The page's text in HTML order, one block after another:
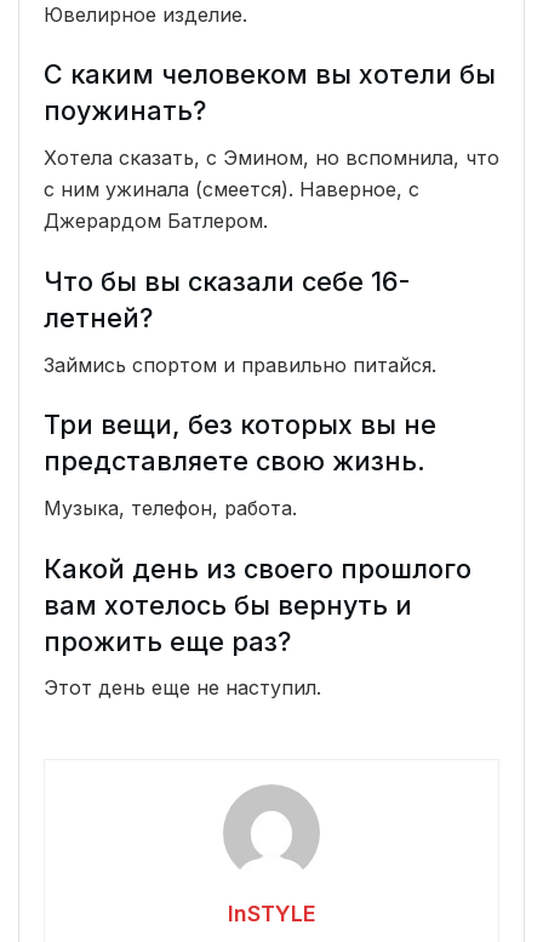
Ювелирное изделие.
С каким человеком вы хотели бы
поужинать?
Хотела сказать, с Эмином, но вспомнила, что
с ним ужинала (смеется). Наверное, с
Джерардом Батлером.
Что бы вы сказали себе 16-
летней?
Займись спортом и правильно питайся.
Три вещи, без которых вы не
представляете свою жизнь.
Музыка, телефон, работа.
Какой день из своего прошлого
вам хотелось бы вернуть и
прожить еще раз?
Этот день еще не наступил.
InSTYLE